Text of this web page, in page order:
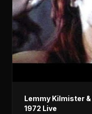
Lemmy Kilmister
1972 Live